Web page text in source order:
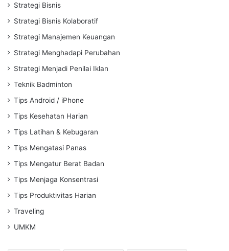
Strategi Bisnis
Strategi Bisnis Kolaboratif
Strategi Manajemen Keuangan
Strategi Menghadapi Perubahan
Strategi Menjadi Penilai Iklan
Teknik Badminton
Tips Android / iPhone
Tips Kesehatan Harian
Tips Latihan & Kebugaran
Tips Mengatasi Panas
Tips Mengatur Berat Badan
Tips Menjaga Konsentrasi
Tips Produktivitas Harian
Traveling
UMKM